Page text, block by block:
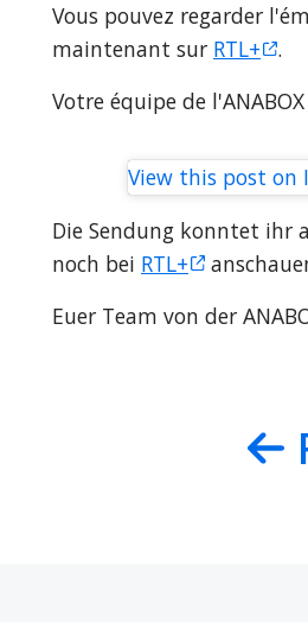
Vous pouvez regarder
maintenant sur RTL+
.
Votre équipe de
View this post on
Die Sendung konntet ihr
noch bei RTL+
Euer Team von der